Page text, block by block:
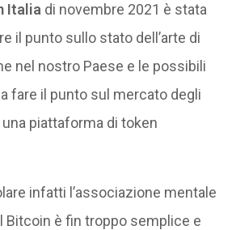
Italia di novembre 2021 è stata
il punto sullo stato dell’arte di
nel nostro Paese e le possibili
fare il punto sul mercato degli
piattaforma di token
infatti l’associazione mentale
Bitcoin è fin troppo semplice e